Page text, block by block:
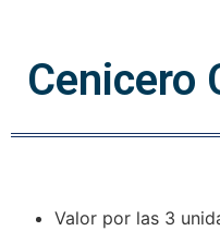
Cenicero
Valor por las 3